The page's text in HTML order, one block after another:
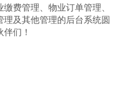
费管理、物业订单管理、
及其他管理的后台系统圆
们！